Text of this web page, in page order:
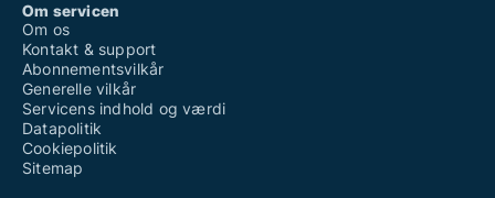
Om servicen
Om os
Kontakt & support
Abonnementsvilkår
Generelle vilkår
Servicens indhold og værdi
Datapolitik
Cookiepolitik
Sitemap